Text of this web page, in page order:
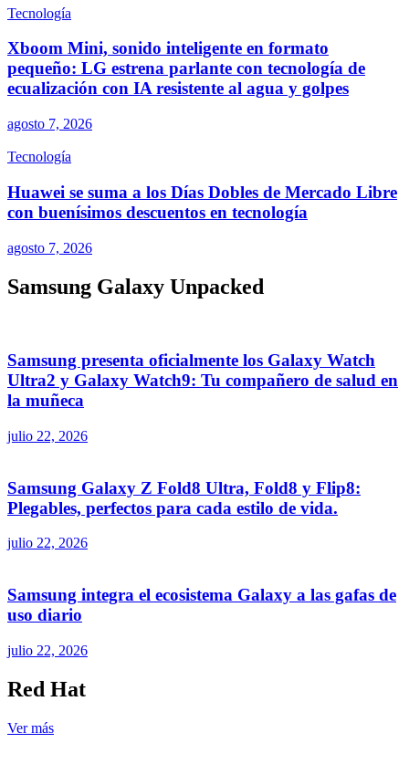
Tecnología
Xboom Mini, sonido inteligente en formato
pequeño: LG estrena parlante con tecnología de
ecualización con IA resistente al agua y golpes
agosto 7, 2026
Tecnología
Huawei se suma a los Días Dobles de Mercado Libre
con buenísimos descuentos en tecnología
agosto 7, 2026
Samsung Galaxy Unpacked
Samsung presenta oficialmente los Galaxy Watch
Ultra2 y Galaxy Watch9: Tu compañero de salud en
la muñeca
julio 22, 2026
Samsung Galaxy Z Fold8 Ultra, Fold8 y Flip8:
Plegables, perfectos para cada estilo de vida.
julio 22, 2026
Samsung integra el ecosistema Galaxy a las gafas de
uso diario
julio 22, 2026
Red Hat
Ver más